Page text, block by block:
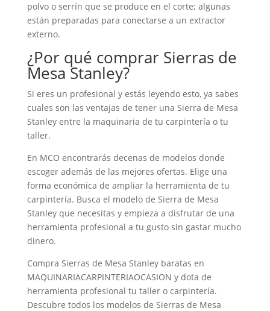
polvo o serrín que se produce en el corte; algunas
están preparadas para conectarse a un extractor
externo.
¿Por qué comprar Sierras de
Mesa Stanley?
Si eres un profesional y estás leyendo esto, ya sabes
cuales son las ventajas de tener una Sierra de Mesa
Stanley entre la maquinaria de tu carpintería o tu
taller.
En MCO encontrarás decenas de modelos donde
escoger además de las mejores ofertas. Elige una
forma económica de ampliar la herramienta de tu
carpintería. Busca el modelo de Sierra de Mesa
Stanley que necesitas y empieza a disfrutar de una
herramienta profesional a tu gusto sin gastar mucho
dinero.
Compra Sierras de Mesa Stanley baratas en
MAQUINARIACARPINTERIAOCASION y dota de
herramienta profesional tu taller o carpintería.
Descubre todos los modelos de Sierras de Mesa